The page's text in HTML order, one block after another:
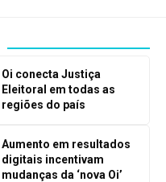
Oi conecta Justiça
Eleitoral em todas as
regiões do país
Aumento em resultados
digitais incentivam
mudanças da ‘nova Oi’